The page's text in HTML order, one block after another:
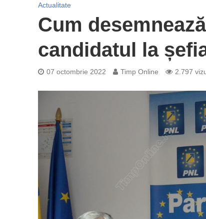
Actualitate
Cum
candidatul la
07 octombrie 2022 Timp Online 2.797